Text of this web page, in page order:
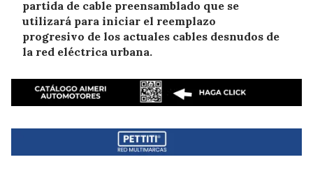
partida de cable preensamblado que se
utilizará para iniciar el reemplazo
progresivo de los actuales cables desnudos de
la red eléctrica urbana.